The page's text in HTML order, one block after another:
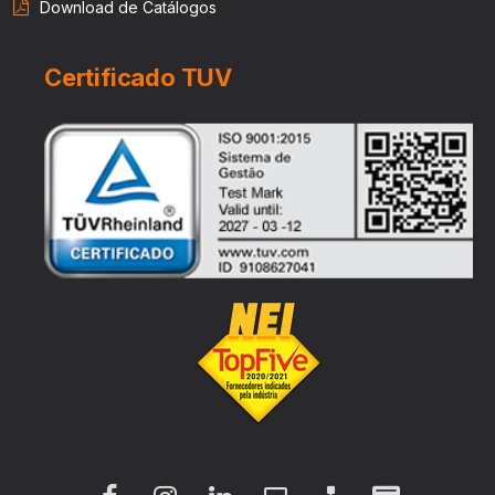
Download de Catálogos
Certificado TUV